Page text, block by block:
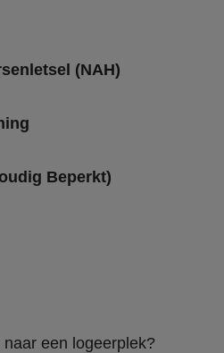
(NAH)
Beperkt)
een logeerplek?